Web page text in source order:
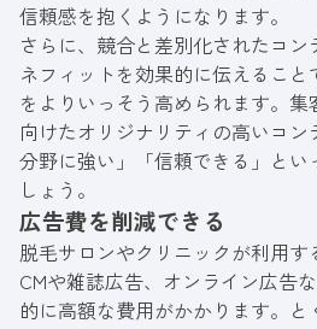
信頼感を抱くようになります。
さらに、競合と差別化されたコ
ネフィットを効果的に伝えるこ
をよりいっそう高められます。
向けたオリジナリティの高いコ
分野に強い」「信頼できる」とい
しょう。
広告費を削減できる
脱毛サロンやクリニックが利用
CMや雑誌広告、オンライン広告
的に高額な費用がかかります。